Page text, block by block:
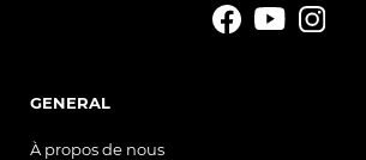
GENERAL
À propos de nous